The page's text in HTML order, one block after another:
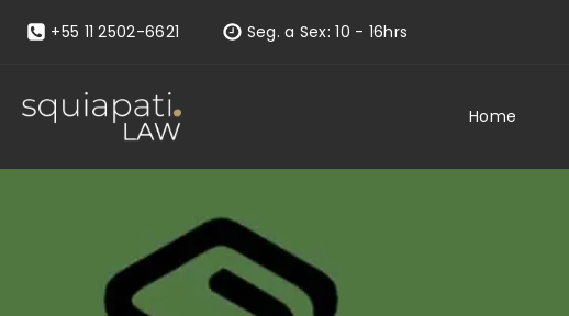
+55 11 2502-6621 Seg. a Sex: 10 - 16hrs
Home